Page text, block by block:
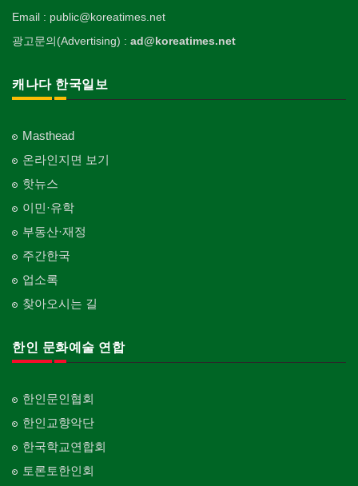
Email : public@koreatimes.net
광고문의(Advertising) : ad@koreatimes.net
캐나다 한국일보
Masthead
온라인지면 보기
핫뉴스
이민·유학
부동산·재정
주간한국
업소록
찾아오시는 길
한인 문화예술 연합
한인문인협회
한인교향악단
한국학교연합회
토론토한인회